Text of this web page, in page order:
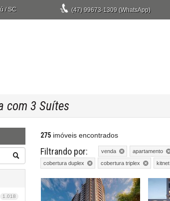
/SC (47) 99673-1309 (WhatsApp)
com 3 Suítes
1.018
275imóveis encontrados
Filtrando por: venda apartamento
cobertura duplex
cobertura triplex kitnet